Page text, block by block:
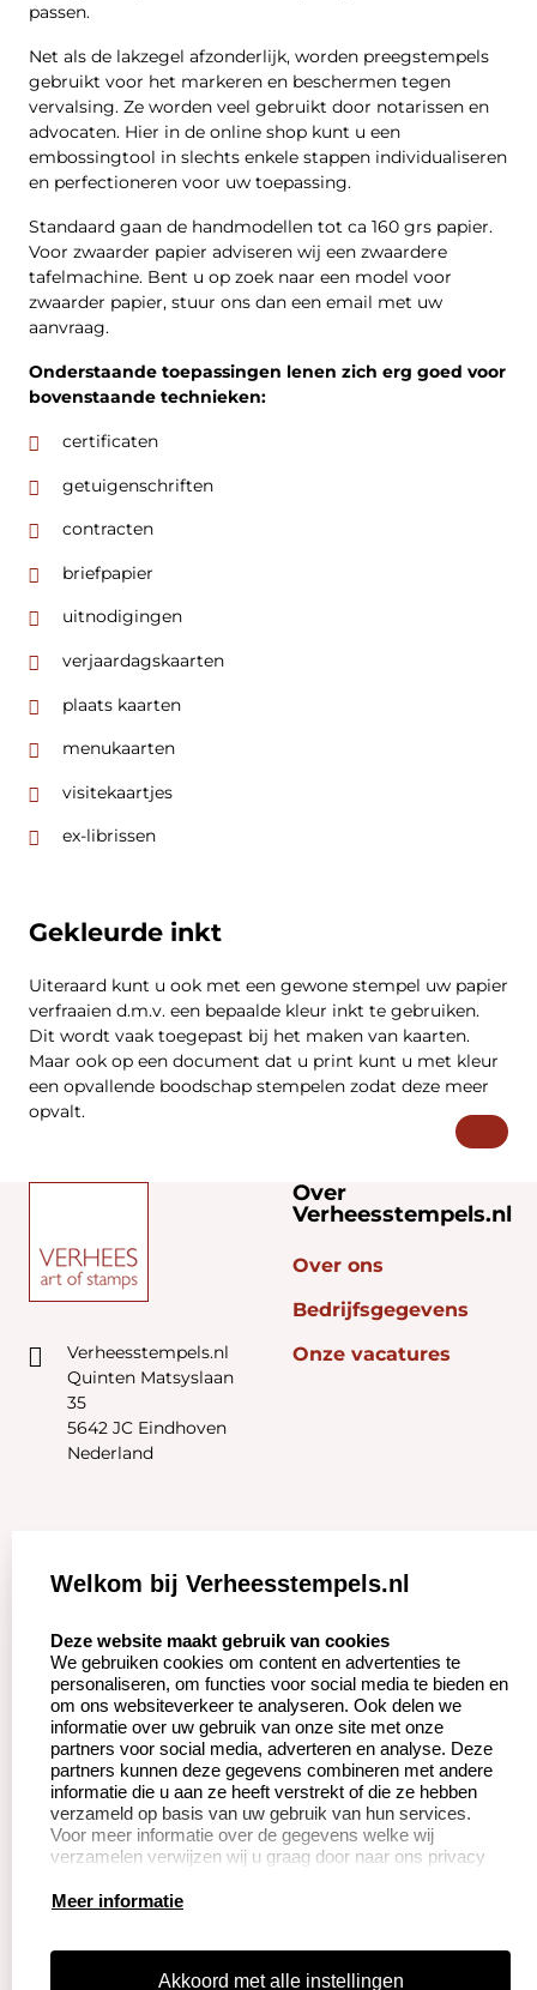
passen.
Net als de lakzegel afzonderlijk, worden preegstempels
gebruikt voor het markeren en beschermen tegen
vervalsing. Ze worden veel gebruikt door notarissen en
advocaten. Hier in de online shop kunt u een
embossingtool in slechts enkele stappen individualiseren
en perfectioneren voor uw toepassing.
Standaard gaan de handmodellen tot ca 160 grs papier.
Voor zwaarder papier adviseren wij een zwaardere
tafelmachine. Bent u op zoek naar een model voor
zwaarder papier, stuur ons dan een email met uw
aanvraag.
Onderstaande toepassingen lenen zich erg goed voor
bovenstaande technieken:
certificaten
getuigenschriften
contracten
briefpapier
uitnodigingen
verjaardagskaarten
plaats kaarten
menukaarten
visitekaartjes
ex-librissen
Gekleurde inkt
Uiteraard kunt u ook met een gewone stempel uw papier
verfraaien d.m.v. een bepaalde kleur inkt te gebruiken.
Dit wordt vaak toegepast bij het maken van kaarten.
Maar ook op een document dat u print kunt u met kleur
een opvallende boodschap stempelen zodat deze meer
opvalt.
Verheesstempels.nl
Quinten Matsyslaan
35
5642 JC Eindhoven
Nederland
Over
Verheesstempels.nl
Over ons
Bedrijfsgegevens
Onze vacatures
Zakelijk:
Betaling &
Verzending
Wederverkoper
worden
Klantenservice:
Veel gestelde vragen
Herroepingsrecht
Retourneren
Productinformatie:
Instructie voor
Aanleverspecificaties
Welkom bij Verheesstempels.nl
Deze website maakt gebruik van cookies
We gebruiken cookies om content en advertenties te
personaliseren, om functies voor social media te bieden en
om ons websiteverkeer te analyseren. Ook delen we
informatie over uw gebruik van onze site met onze
partners voor social media, adverteren en analyse. Deze
partners kunnen deze gegevens combineren met andere
informatie die u aan ze heeft verstrekt of die ze hebben
verzameld op basis van uw gebruik van hun services.
Voor meer informatie over de gegevens welke wij
verzamelen verwijzen wij u graag door naar ons privacy
Meer informatie
Akkoord met alle instellingen